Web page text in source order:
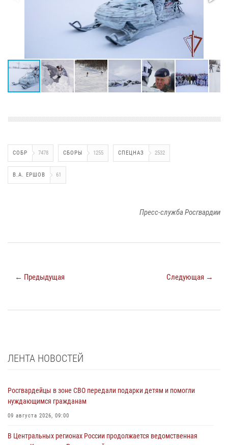
СОБР 7478 СБОРЫ 1255 СПЕЦНАЗ 2532
В.А. ЕРШОВ 61
Пресс-служба Росгвардии
← Предыдущая Следующая →
ЛЕНТА НОВОСТЕЙ
Росгвардейцы в зоне СВО передали подарки детям и помогли
нуждающимся гражданам
09 августа 2026, 09:00
В Центральных регионах России продолжается ведомственная